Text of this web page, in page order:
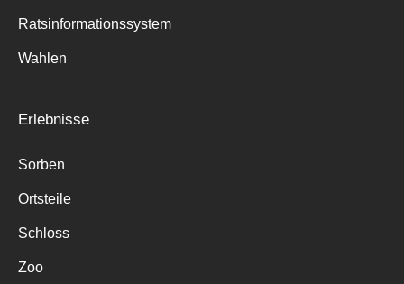
Ratsinformationssystem
Wahlen
Erlebnisse
Sorben
Ortsteile
Schloss
Zoo